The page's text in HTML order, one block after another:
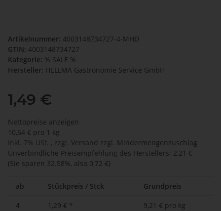
Artikelnummer: 4003148734727-4-MHD
GTIN: 4003148734727
Kategorie: % SALE %
Hersteller: HELLMA Gastronomie Service GmbH
1,49 €
Nettopreise anzeigen
10,64 € pro 1 kg
inkl. 7% USt. , zzgl. Versand zzgl.
Mindermengenzuschlag
Unverbindliche Preisempfehlung des Herstellers: 2,21 €
(Sie sparen 32.58%, also 0,72 €)
ab Stückpreis / Stck Grundpreis
4 1,29 € *
9,21 € pro kg